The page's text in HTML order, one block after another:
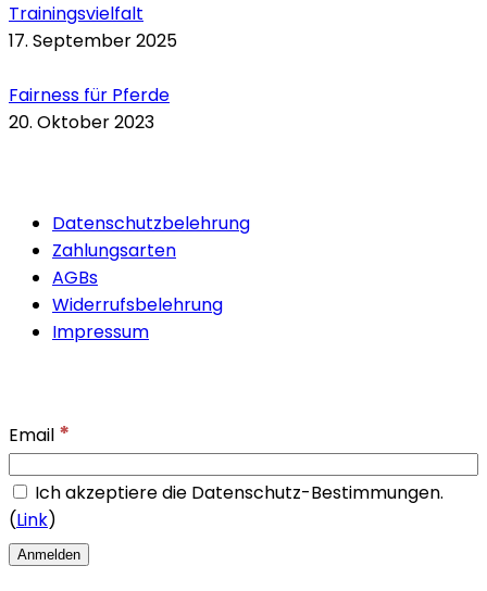
Trainingsvielfalt
17. September 2025
Fairness für Pferde
20. Oktober 2023
Datenschutzbelehrung
Zahlungsarten
AGBs
Widerrufsbelehrung
Impressum
Email *
Ich akzeptiere die Datenschutz-Bestimmungen.
(Link)